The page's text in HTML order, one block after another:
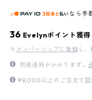
なら 手
36 Evelynポイント獲得
※ メンバーシップに登録 し
別途送料がかかります。
¥9,000以上のご注文で国